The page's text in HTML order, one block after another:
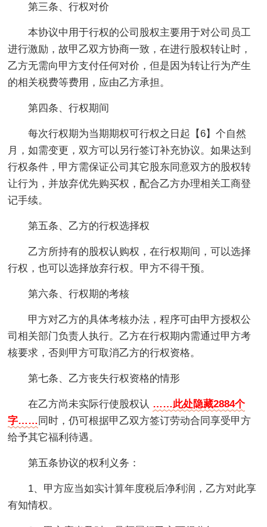
第三条、行权对价
本协议中用于行权的公司股权主要用于对公司员工
进行激励，故甲乙双方协商一致，在进行股权转让时，
乙方无需向甲方支付任何对价，但是因为转让行为产生
的相关税费等费用，应由乙方承担。
第四条、行权期间
每次行权期为当期期权可行权之日起【6】个自然
月，如需变更，双方可以另行签订补充协议。如果达到
行权条件，甲方需保证公司其它股东同意双方的股权转
让行为，并放弃优先购买权，配合乙方办理相关工商登
记手续。
第五条、乙方的行权选择权
乙方所持有的股权认购权，在行权期间，可以选择
行权，也可以选择放弃行权。甲方不得干预。
第六条、行权期的考核
甲方对乙方的具体考核办法，程序可由甲方授权公
司相关部门负责人执行。乙方在行权期内需通过甲方考
核要求，否则甲方可取消乙方的行权资格。
第七条、乙方丧失行权资格的情形
在乙方尚未实际行使股权认 ……此处隐藏2884个
字…… 同时，仍可根据甲乙双方签订劳动合同享受甲方
给予其它福利待遇。
第五条协议的权利义务：
1、甲方应当如实计算年度税后净利润，乙方对此享
有知情权。